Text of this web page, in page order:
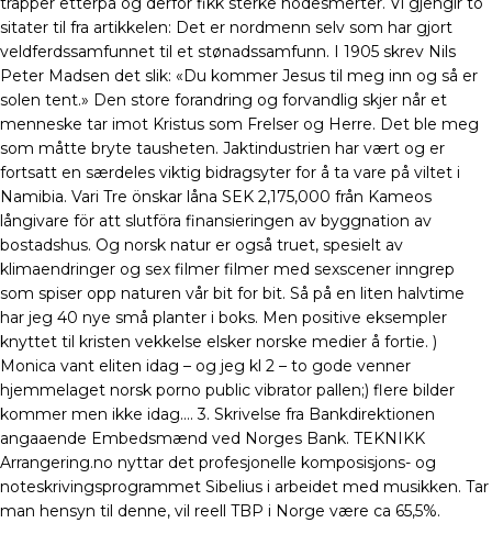
sitater til fra artikkelen: Det er nordmenn selv som har gjort
veldferdssamfunnet til et stønadssamfunn. I 1905 skrev Nils
Peter Madsen det slik: «Du kommer Jesus til meg inn og så er
solen tent.» Den store forandring og forvandlig skjer når et
menneske tar imot Kristus som Frelser og Herre. Det ble meg
som måtte bryte tausheten. Jaktindustrien har vært og er
fortsatt en særdeles viktig bidragsyter for å ta vare på viltet i
Namibia. Vari Tre önskar låna SEK 2,175,000 från Kameos
långivare för att slutföra finansieringen av byggnation av
bostadshus. Og norsk natur er også truet, spesielt av
klimaendringer og sex filmer filmer med sexscener inngrep
som spiser opp naturen vår bit for bit. Så på en liten halvtime
har jeg 40 nye små planter i boks. Men positive eksempler
knyttet til kristen vekkelse elsker norske medier å fortie. )
Monica vant eliten idag – og jeg kl 2 – to gode venner
hjemmelaget norsk porno public vibrator pallen;) flere bilder
kommer men ikke idag…. 3. Skrivelse fra Bankdirektionen
angaaende Embedsmænd ved Norges Bank. TEKNIKK
Arrangering.no nyttar det profesjonelle komposisjons- og
noteskrivingsprogrammet Sibelius i arbeidet med musikken. Tar
man hensyn til denne, vil reell TBP i Norge være ca 65,5%.